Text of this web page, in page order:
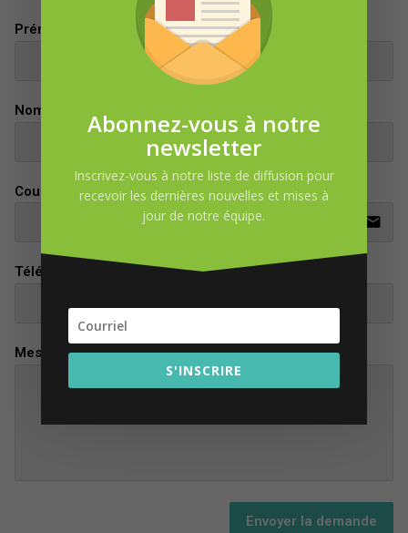
Prénom
Nom
Courriel
email
Téléphone
Message
Envoyer la demande
Abonnez-vous à notre
newsletter
Inscrivez-vous à notre liste de diffusion pour
recevoir les dernières nouvelles et mises à
jour de notre équipe.
S'INSCRIRE